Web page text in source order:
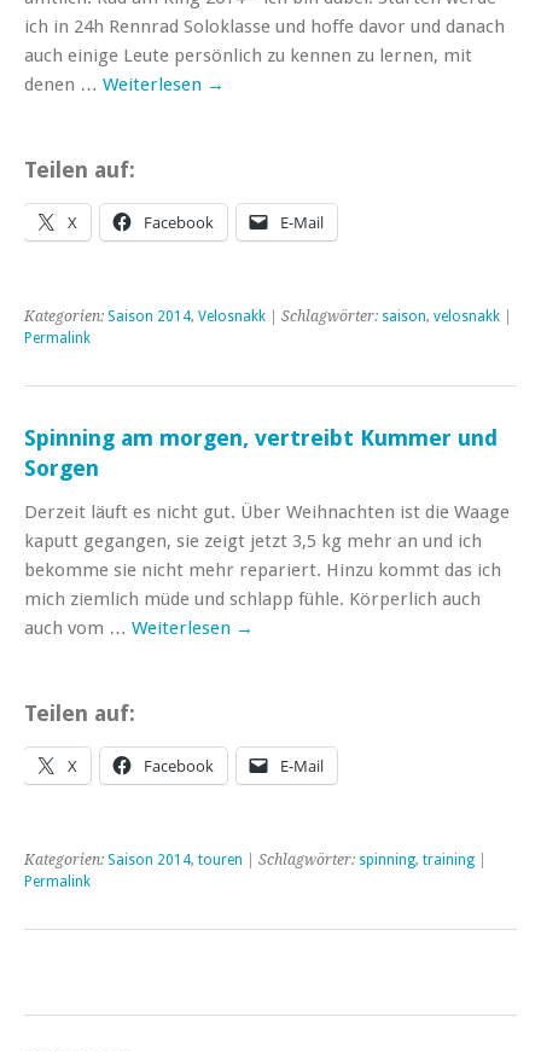
ich in 24h Rennrad Soloklasse und hoffe davor und danach
auch einige Leute persönlich zu kennen zu lernen, mit
denen … Weiterlesen →
Teilen auf:
X Facebook E-Mail
Kategorien: Saison 2014, Velosnakk | Schlagwörter: saison, velosnakk
Permalink
Spinning am morgen, vertreibt Kummer und
Sorgen
Derzeit läuft es nicht gut. Über Weihnachten ist die Waage
kaputt gegangen, sie zeigt jetzt 3,5 kg mehr an und ich
bekomme sie nicht mehr repariert. Hinzu kommt das ich
mich ziemlich müde und schlapp fühle. Körperlich auch
auch vom … Weiterlesen →
Teilen auf:
X Facebook E-Mail
Kategorien: Saison 2014, touren | Schlagwörter: spinning, training
Permalink